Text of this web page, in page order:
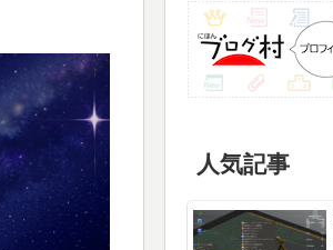
人気記事